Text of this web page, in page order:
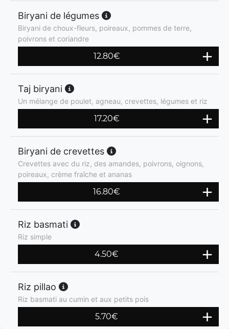
Biryani de légumes
Biryani de choux-fleurs, poireaux, pommes de terre,
poivrons et coriandre
12.80€
Taj biryani
Un mélange de poulet, agneau, crevettes, légumes et riz
17.20€
Biryani de crevettes
Crevettes avec du riz, des amandes, poivrons, oignons,
poireaux, crème fraîche et ananas
16.80€
Riz basmati
Riz simple
4.50€
Riz pillao
Riz basmati au cumin et aux petits pois
5.70€